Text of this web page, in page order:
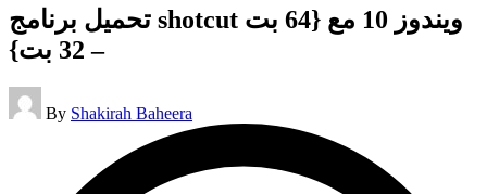
تحميل برنامج shotcut ويندوز 10 مع {64 بت
– 32 بت}
Posted
by
By Shakirah Baheera